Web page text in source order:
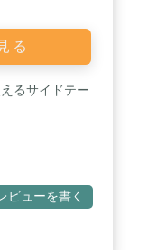
る
るサイドテー
ビューを書く